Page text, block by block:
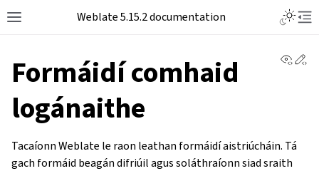
Weblate 5.15.2 documentation
Formáidí comhaid
logánaithe
Tacaíonn Weblate le raon leathan formáidí aistriúcháin. Tá
gach formáid beagán difriúil agus soláthraíonn siad sraith